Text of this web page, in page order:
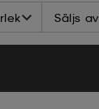
Säljs av